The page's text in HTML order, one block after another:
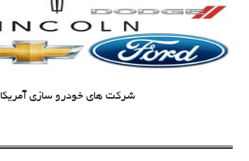
شرکت های خودرو سازی آمریکا